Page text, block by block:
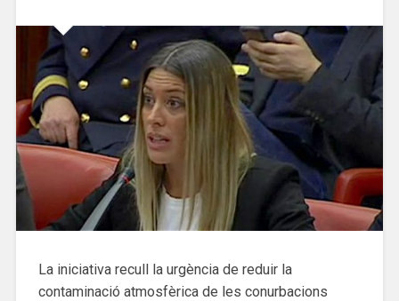
La iniciativa recull la urgència de reduir la
contaminació atmosfèrica de les conurbacions